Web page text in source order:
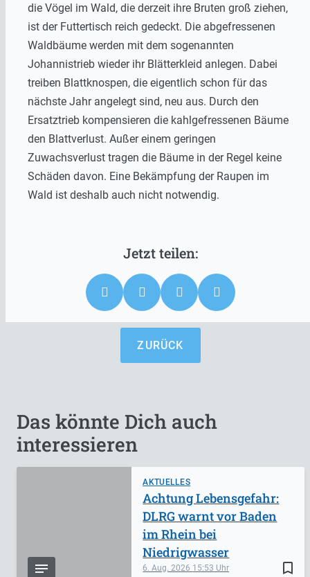
die Vögel im Wald, die derzeit ihre Bruten groß ziehen,
ist der Futtertisch reich gedeckt. Die abgefressenen
Waldbäume werden mit dem sogenannten
Johannistrieb wieder ihr Blätterkleid anlegen. Dabei
treiben Blattknospen, die eigentlich schon für das
nächste Jahr angelegt sind, neu aus. Durch den
Ersatztrieb kompensieren die kahlgefressenen Bäume
den Blattverlust. Außer einem geringen
Zuwachsverlust tragen die Bäume in der Regel keine
Schäden davon. Eine Bekämpfung der Raupen im
Wald ist deshalb auch nicht notwendig.
ZURÜCK
Das könnte Dich auch
interessieren
AKTUELLES
bookmark_border
6. Aug. 2026 15:53
Achtung Lebensgefahr:
DLRG warnt vor Baden
im Rhein bei
Niedrigwasser